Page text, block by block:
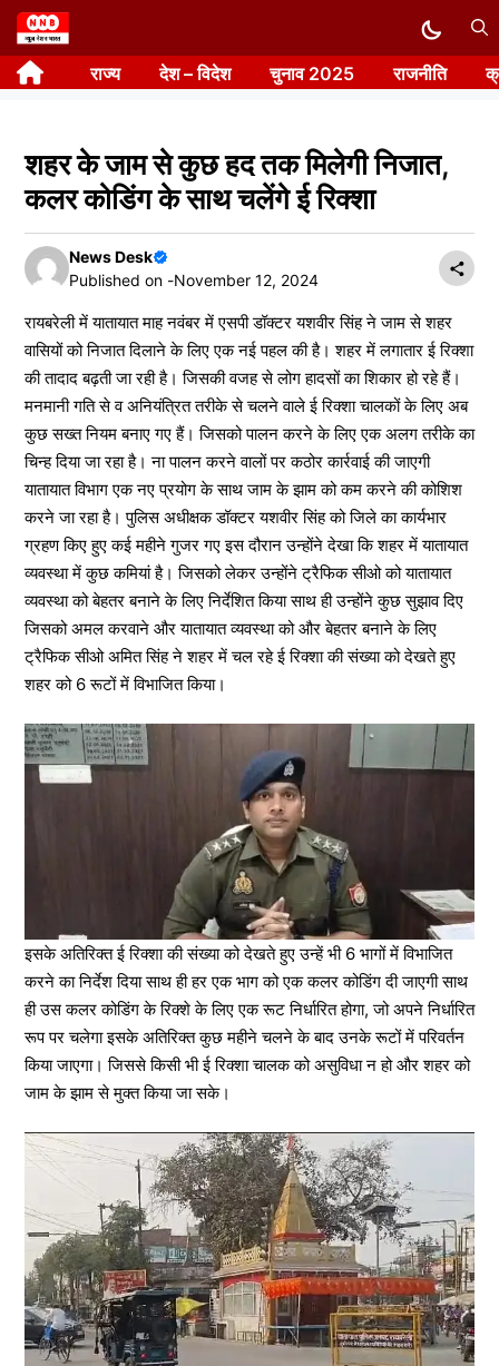
Skip
to
content राज्य देश – विदेश चुनाव 2025 राजनीति
शहर के जाम से कुछ हद तक मिलेगी निजात,
कलर कोडिंग के साथ चलेंगे ई रिक्शा
News Desk
Published on -November 12, 2024
रायबरेली में यातायात माह नवंबर में एसपी डॉक्टर यशवीर सिंह ने जाम से शहर
वासियों को निजात दिलाने के लिए एक नई पहल की है। शहर में लगातार ई रिक्शा
की तादाद बढ़ती जा रही है। जिसकी वजह से लोग हादसों का शिकार हो रहे हैं।
मनमानी गति से व अनियंत्रित तरीके से चलने वाले ई रिक्शा चालकों के लिए अब
कुछ सख्त नियम बनाए गए हैं। जिसको पालन करने के लिए एक अलग तरीके का
चिन्ह दिया जा रहा है। ना पालन करने वालों पर कठोर कार्रवाई की जाएगी
यातायात विभाग एक नए प्रयोग के साथ जाम के झाम को कम करने की कोशिश
करने जा रहा है। पुलिस अधीक्षक डॉक्टर यशवीर सिंह को जिले का कार्यभार
ग्रहण किए हुए कई महीने गुजर गए इस दौरान उन्होंने देखा कि शहर में यातायात
व्यवस्था में कुछ कमियां है। जिसको लेकर उन्होंने ट्रैफिक सीओ को यातायात
व्यवस्था को बेहतर बनाने के लिए निर्देशित किया साथ ही उन्होंने कुछ सुझाव दिए
जिसको अमल करवाने और यातायात व्यवस्था को और बेहतर बनाने के लिए
ट्रैफिक सीओ अमित सिंह ने शहर में चल रहे ई रिक्शा की संख्या को देखते हुए
शहर को 6 रूटों में विभाजित किया।
इसके अतिरिक्त ई रिक्शा की संख्या को देखते हुए उन्हें भी 6 भागों में विभाजित
करने का निर्देश दिया साथ ही हर एक भाग को एक कलर कोडिंग दी जाएगी साथ
ही उस कलर कोडिंग के रिक्शे के लिए एक रूट निर्धारित होगा, जो अपने निर्धारित
रूप पर चलेगा इसके अतिरिक्त कुछ महीने चलने के बाद उनके रूटों में परिवर्तन
किया जाएगा। जिससे किसी भी ई रिक्शा चालक को असुविधा न हो और शहर को
जाम के झाम से मुक्त किया जा सके।